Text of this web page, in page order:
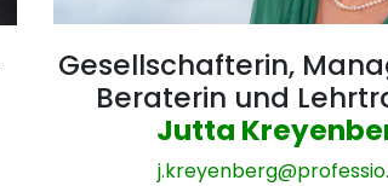
Gesellschafterin,
Beraterin und
Jutta
j.kreyenberg@